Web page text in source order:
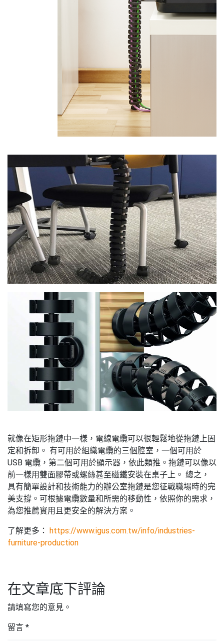
就像在矩形拖鏈中一樣，電線電纜可以很輕鬆地從拖鏈上固
定和拆卸。 有可用於組織電纜的三個腔室，一個可用於
USB 電纜，第二個可用於顯示器，依此類推。拖鏈可以像以
前一樣用雙面膠帶或螺絲甚至磁鐵安裝在桌子上。 總之，
具有簡單設計和技術能力的辦公室拖鏈是您征戰職場時的完
美支撐。可根據電纜數量和所需的移動性，依照你的需求，
為您推薦實用且更安全的解決方案。
了解更多： https://www.igus.com.tw/info/industries-
furniture-production
在文章底下評論
請填寫您的意見。
留言 *